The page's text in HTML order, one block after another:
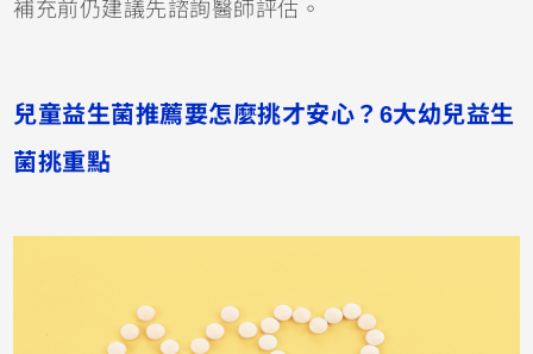
補充前仍建議先諮詢醫師評估。
兒童益生菌推薦要怎麼挑才安心？6大幼兒益生
菌挑重點